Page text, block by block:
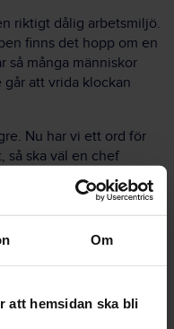
Om
att hemsidan ska bli
riktigt dålig arbetsmiljö.
finns det hopp om en
så många människor
att vrida klockan
Nu har vi ett ord för
så ska väl en chef
sexuellt